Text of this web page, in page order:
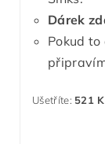
Dárek
Pokud
Ušetříte: 521